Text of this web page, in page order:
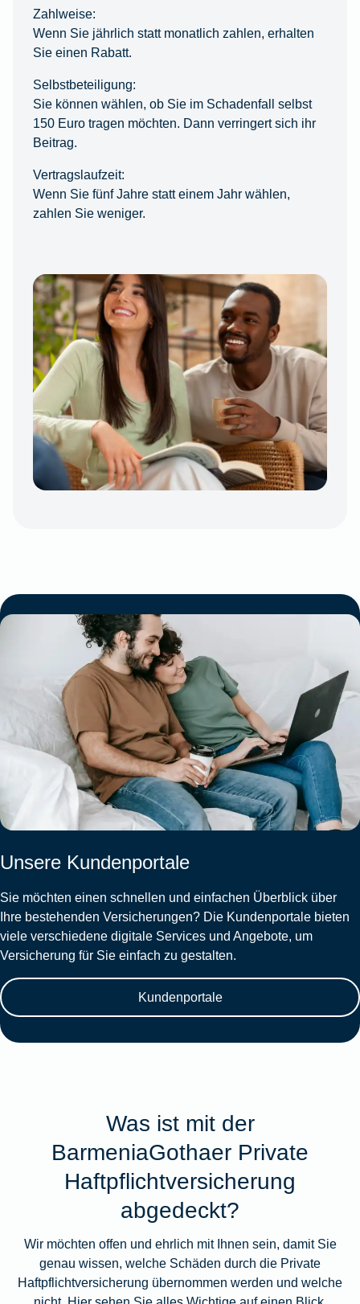
Zahlweise:
Wenn Sie jährlich statt monatlich zahlen, erhalten
Sie einen Rabatt.
Selbstbeteiligung:
Sie können wählen, ob Sie im Schadenfall selbst
150 Euro tragen möchten. Dann verringert sich ihr
Beitrag.
Vertragslaufzeit:
Wenn Sie fünf Jahre statt einem Jahr wählen,
zahlen Sie weniger.
Unsere Kundenportale
Sie möchten einen schnellen und einfachen Überblick über
Ihre bestehenden Versicherungen? Die Kundenportale bieten
viele verschiedene digitale Services und Angebote, um
Versicherung für Sie einfach zu gestalten.
Kundenportale
Was ist mit der
BarmeniaGothaer Private
Haftpflichtversicherung
abgedeckt?
Wir möchten offen und ehrlich mit Ihnen sein, damit Sie
genau wissen, welche Schäden durch die Private
Haftpflichtversicherung übernommen werden und welche